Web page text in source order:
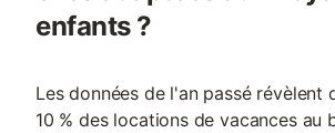
enfants ?
Les données de l'an passé révèlent
10 % des locations de vacances au